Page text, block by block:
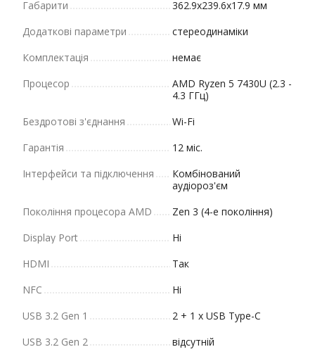
Габарити
362.9х239.6х17.9 мм
Додаткові параметри
стереодинаміки
Комплектація
немає
Процесор
AMD Ryzen 5 7430U (2.3 -
4.3 ГГц)
Бездротові з'єднання
Wi-Fi
Гарантія
12 міс.
Інтерфейси та підключення
Комбінований
аудіороз'єм
Покоління процесора AMD
Zen 3 (4-е покоління)
Display Port
Ні
HDMI
Так
NFC
Ні
USB 3.2 Gen 1
2 + 1 x USB Type-C
USB 3.2 Gen 2
відсутній